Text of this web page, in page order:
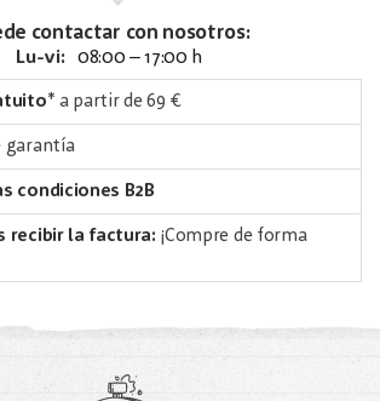
contactar con nosotros:
Lu-vi: 08:00 – 17:00 h
* a partir de 69 €
garantía
condiciones B2B
recibir la factura: ¡Compre de forma